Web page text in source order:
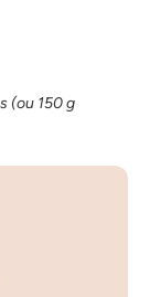
(ou 150 g